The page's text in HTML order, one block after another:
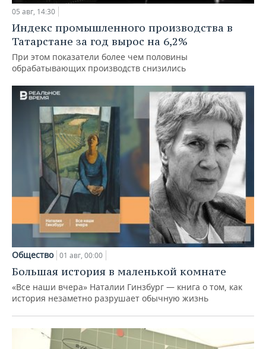
05 авг, 14:30
Индекс промышленного производства в
Татарстане за год вырос на 6,2%
При этом показатели более чем половины
обрабатывающих производств снизились
Общество 01 авг, 00:00
Большая история в маленькой комнате
«Все наши вчера» Наталии Гинзбург — книга о том, как
история незаметно разрушает обычную жизнь